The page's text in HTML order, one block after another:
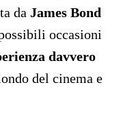
da James Bond
occasioni
davvero
del cinema e